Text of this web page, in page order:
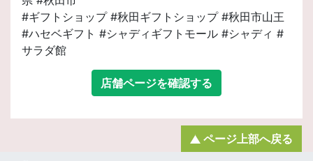
#ギフトショップ #秋田ギフトショップ #秋田市山王
#ハセベギフト #シャディギフトモール #シャディ #
サラダ館
店舗ページを確認する
ページ上部へ戻る